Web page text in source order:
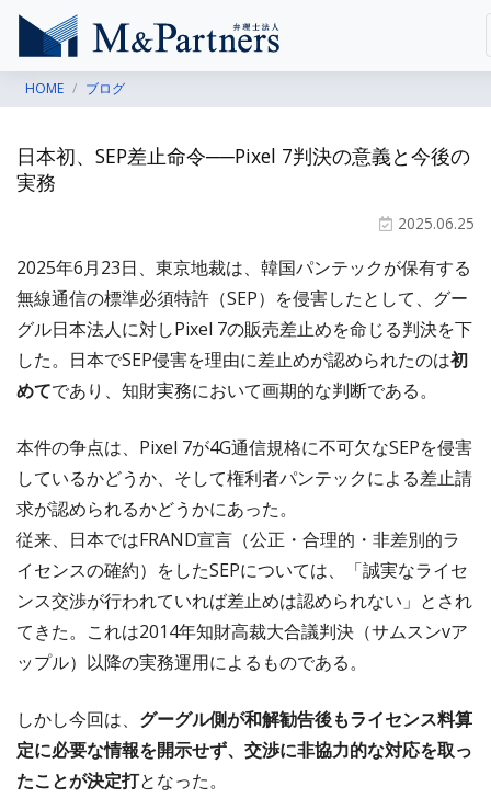
HOME ブログ
日本初、SEP差止命令──Pixel 7判決の意義と今後の
実務
2025.06.25
2025年6月23日、東京地裁は、韓国パンテックが保有する
無線通信の標準必須特許（SEP）を侵害したとして、グー
グル日本法人に対しPixel 7の販売差止めを命じる判決を下
した。日本でSEP侵害を理由に差止めが認められたのは初
めてであり、知財実務において画期的な判断である。
本件の争点は、Pixel 7が4G通信規格に不可欠なSEPを侵害
しているかどうか、そして権利者パンテックによる差止請
求が認められるかどうかにあった。
従来、日本ではFRAND宣言（公正・合理的・非差別的ラ
イセンスの確約）をしたSEPについては、「誠実なライセ
ンス交渉が行われていれば差止めは認められない」とされ
てきた。これは2014年知財高裁大合議判決（サムスンvア
ップル）以降の実務運用によるものである。
しかし今回は、 グーグル側が和解勧告後もライセンス料算
定に必要な情報を開示せず、交渉に非協力的な対応を取っ
たことが決定打となった。